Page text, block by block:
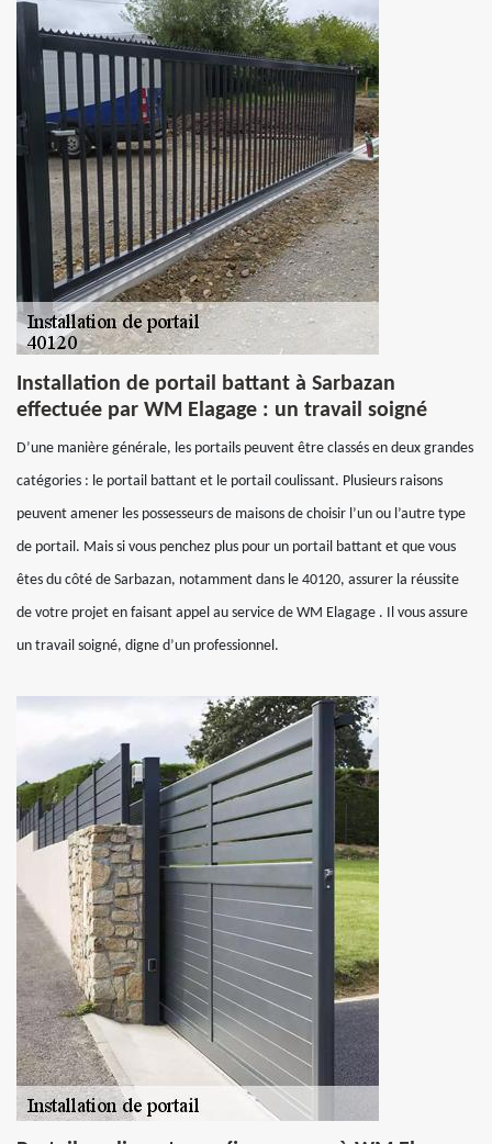
Installation de portail battant à Sarbazan
effectuée par WM Elagage : un travail soigné
D’une manière générale, les portails peuvent être classés en deux grandes
catégories : le portail battant et le portail coulissant. Plusieurs raisons
peuvent amener les possesseurs de maisons de choisir l’un ou l’autre type
de portail. Mais si vous penchez plus pour un portail battant et que vous
êtes du côté de Sarbazan, notamment dans le 40120, assurer la réussite
de votre projet en faisant appel au service de WM Elagage . Il vous assure
un travail soigné, digne d’un professionnel.